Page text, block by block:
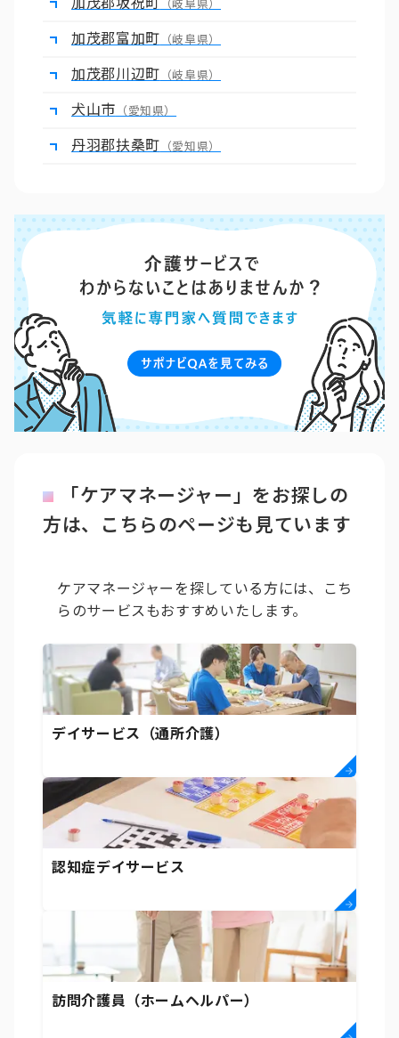
（岐阜県）
加茂郡富加町 （岐阜県）
加茂郡川辺町 （岐阜県）
犬山市 （愛知県）
丹羽郡扶桑町 （愛知県）
「ケアマネージャー」をお探しの
方は、こちらのページも見ています
ケアマネージャーを探している方には、こち
らのサービスもおすすめいたします。
デイサービス（通所介護）
認知症デイサービス
訪問介護員（ホームヘルパー）